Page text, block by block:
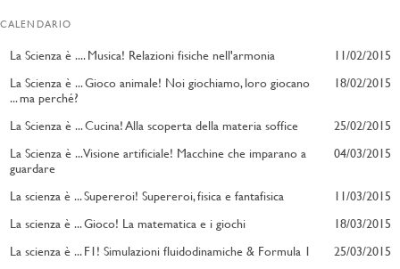
CALENDARIO
La Scienza è .... Musica! Relazioni fisiche nell'armonia 11/02/2015
Giulio Bursi
INFORMAZIONI
Tutti noi, più o meno frequentemente, ascoltiamo musica e talvolta
passaggio particolare. Quante volte però siamo rimasti affascinati dal fatto
che possiamo effettivamente ascoltare la musica? Quanti di noi sanno quali
sono i fenomeni alla base della generazione dei suoni che ci portano la
La Scienza è ... Gioco animale! Noi giochiamo, loro giocano
... ma perché?
18/02/2015
Ilaria Stradi
INFORMAZIONI
parlando? Vi siete mai chiesti quali sono le funzioni del gioco? Vi siete mai
La Scienza è ... Cucina! Alla scoperta della materia soffice 25/02/2015
Giulia Milia
INFORMAZIONI
La Scienza è ... Visione artificiale! Macchine che imparano a
guardare
04/03/2015
La scienza è ... Supereroi! Supereroi, fisica e fantafisica 11/03/2015
La scienza è ... Gioco! La matematica e i giochi 18/03/2015
La scienza è ... F1! Simulazioni fluidodinamiche & Formula 1 25/03/2015